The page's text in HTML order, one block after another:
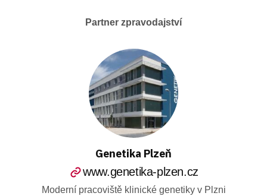
Partner zpravodajství
Genetika Plzeň
www.genetika-plzen.cz
Moderní pracoviště klinické genetiky v Plzni